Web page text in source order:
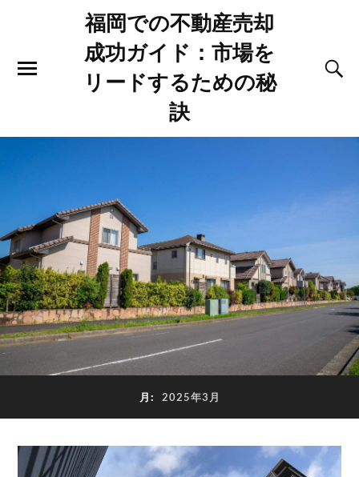
福岡での不動産売却
成功ガイド：市場を
リードするための秘
訣
月: 2025年3月